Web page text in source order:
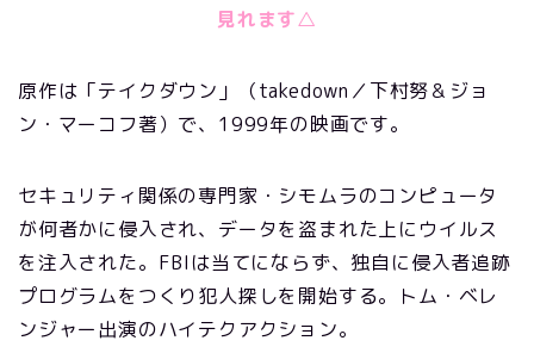
見れます△
原作は「テイクダウン」（takedown／下村努＆ジョ
ン・マーコフ著）で、1999年の映画です。
セキュリティ関係の専門家・シモムラのコンピュータ
が何者かに侵入され、データを盗まれた上にウイルス
を注入された。FBIは当てにならず、独自に侵入者追跡
プログラムをつくり犯人探しを開始する。トム・ベレ
ンジャー出演のハイテクアクション。